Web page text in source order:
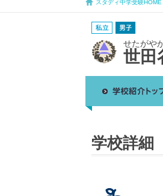
スタディ中学受験HOME
せたがや
世田
学校詳細